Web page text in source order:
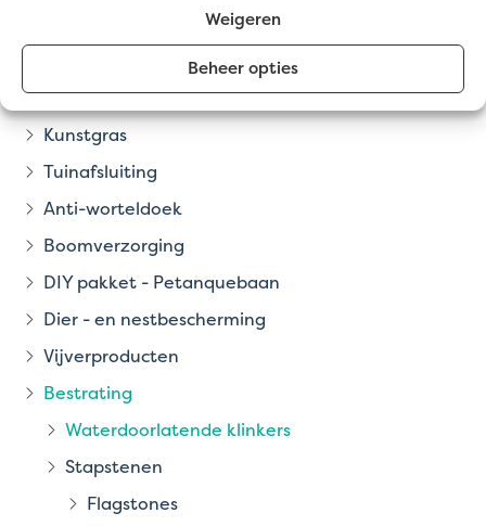
Weigeren
Beheer opties
Groendaken
Kunstgras
Tuinafsluiting
Anti-worteldoek
Boomverzorging
DIY pakket - Petanquebaan
Dier - en nestbescherming
Vijverproducten
Bestrating
Waterdoorlatende klinkers
Stapstenen
Flagstones